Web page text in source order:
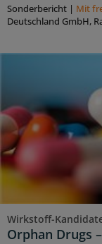
Sonderbericht | Mit
Deutschland GmbH,
Wirkstoff-
Orphan Drugs